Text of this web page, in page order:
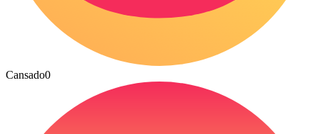
Cansado0